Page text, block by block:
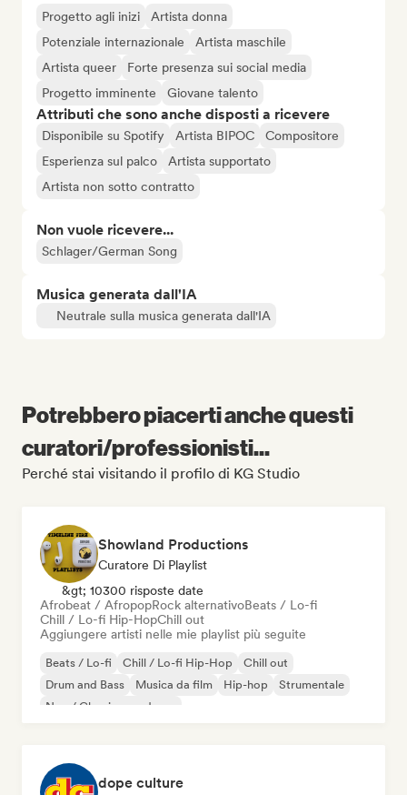
Progetto agli inizi
Artista donna
Potenziale internazionale
Artista maschile
Artista queer
Forte presenza sui social media
Progetto imminente
Giovane talento
Attributi che sono anche disposti a ricevere
Disponibile su Spotify Artista BIPOC
Compositore
Esperienza sul palco
Artista supportato
Artista non sotto contratto
Non vuole ricevere...
Schlager/German Song
Musica generata dall'IA
Neutrale sulla musica generata dall'IA
Potrebbero piacerti anche questi
curatori/professionisti...
Perché stai visitando il profilo di KG Studio
Showland Productions
Curatore Di Playlist
&gt; 10300 risposte date
Afrobeat / AfropopRock alternativoBeats / Lo-fi
Chill / Lo-fi Hip-HopChill out
Aggiungere artisti nelle mie playlist più seguite
Beats / Lo-fi Chill / Lo-fi Hip-Hop
Chill out
Drum and Bass
Musica da film Hip-hop
Strumentale
Neo / Classico moderno
dope culture